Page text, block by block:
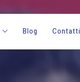
Blog Contatti